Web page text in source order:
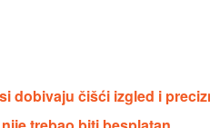
dobivaju čišći izgled i